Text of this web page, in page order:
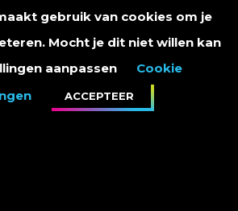
gebruik van cookies om je
Mocht je dit niet willen kan
aanpassen
Cookie
ACCEPTEER